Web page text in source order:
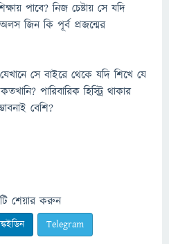
পাবে? নিজ চেষ্টায় সে যদি
জিন কি পূর্ব প্রজন্মের
সে বাইরে থেকে যদি শিখে যে
পারিবারিক হিস্ট্রি থাকার
বেশি?
শেয়ার করুন
Telegram